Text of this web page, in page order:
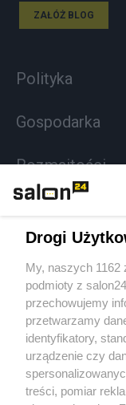
ZAŁÓŻ BLOG
Polityka
Gospodarka
Rozmaitości
Sport
Społeczeństwo
Kultura
Drogi
My, naszych 1162
podmioty z
przechowujemy
przetwarzamy
identyfikatory,
urządzenie czy
treści, pomiar